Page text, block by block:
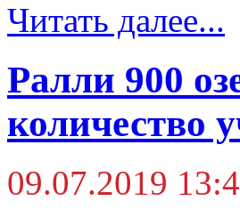
Читать далее...
Ралли 900
количество
09.07.2019